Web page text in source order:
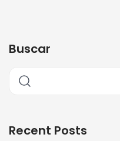
Buscar
Recent Posts